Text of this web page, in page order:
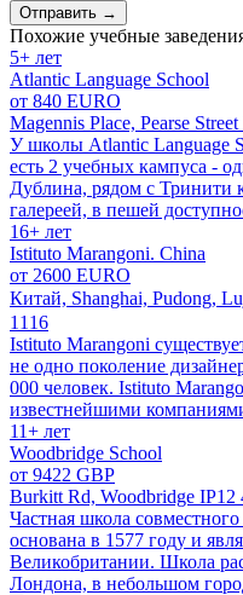
Отправить →
Похожие учебные
5+ лет
Atlantic Language School
от 840 EURO
Magennis Place, Pearse
У школы Atlantic Language
есть 2 учебных кампуса -
Дублина, рядом с Тринити
галереей, в пешей
16+ лет
Istituto Marangoni. China
от 2600 EURO
Китай, Shanghai, Pudong,
1116
Istituto Marangoni
не одно поколение
000 человек. Istituto
известнейшими
11+ лет
Woodbridge School
от 9422 GBP
Burkitt Rd, Woodbridge IP12
Частная школа
основана в 1577 году и
Великобритании. Школа
Лондона, в небольшом